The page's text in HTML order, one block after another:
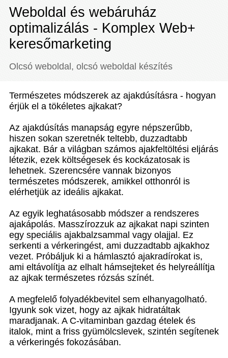
Weboldal és webáruház
optimalizálás - Komplex Web+
keresőmarketing
Olcsó weboldal, olcsó weboldal készítés
Természetes módszerek az ajakdúsításra - hogyan
érjük el a tökéletes ajkakat?
Az ajakdúsítás manapság egyre népszerűbb,
hiszen sokan szeretnék teltebb, duzzadtabb
ajkakat. Bár a világban számos ajakfeltöltési eljárás
létezik, ezek költségesek és kockázatosak is
lehetnek. Szerencsére vannak bizonyos
természetes módszerek, amikkel otthonról is
elérhetjük az ideális ajkakat.
Az egyik leghatásosabb módszer a rendszeres
ajakápolás. Masszírozzuk az ajkakat napi szinten
egy speciális ajakbalzsammal vagy olajjal. Ez
serkenti a vérkeringést, ami duzzadtabb ajkakhoz
vezet. Próbáljuk ki a hámlasztó ajakradírokat is,
ami eltávolítja az elhalt hámsejteket és helyreállítja
az ajkak természetes rózsás színét.
A megfelelő folyadékbevitel sem elhanyagolható.
Igyunk sok vizet, hogy az ajkak hidratáltak
maradjanak. A C-vitaminban gazdag ételek és
italok, mint a friss gyümölcslevek, szintén segítenek
a vérkeringés fokozásában.